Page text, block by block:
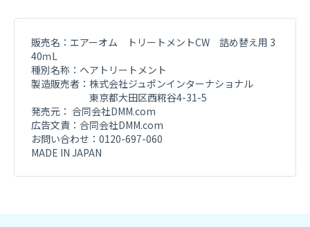
販売名：エアーオム トリートメントCW 詰め替え用 3
40ｍL
種別名称：ヘアトリートメント
製造販売者：株式会社ジュポンインターナショナル
東京都大田区西糀谷4-31-5
発売元： 合同会社DMM.com
広告文責：合同会社DMM.com
お問い合わせ：0120-697-060
MADE IN JAPAN